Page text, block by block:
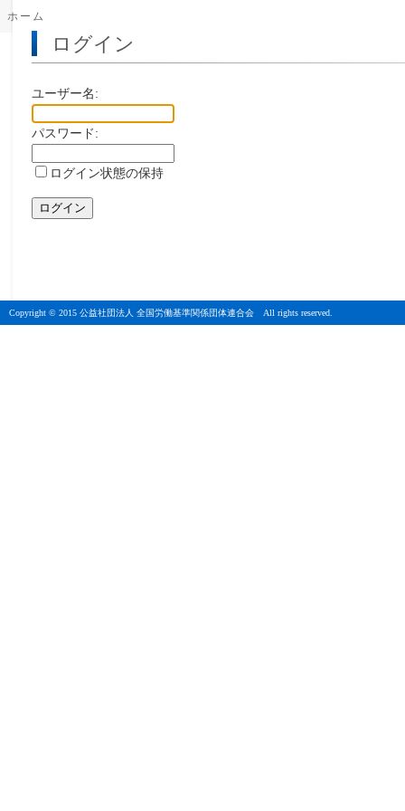
ホーム
ログイン
ユーザー名:
パスワード:
ログイン状態の保持
Copyright © 2015 公益社団法人 全国労働基準関係団体連合会 All rights reserved.